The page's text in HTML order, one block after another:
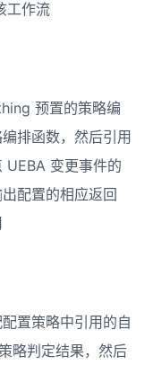
工作流
预置的策略编
排函数，然后引用
UEBA 变更事件的
配置的相应返回
置策略中引用的自
略判定结果，然后